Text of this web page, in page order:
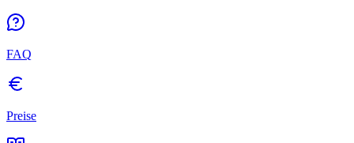
FAQ
Preise